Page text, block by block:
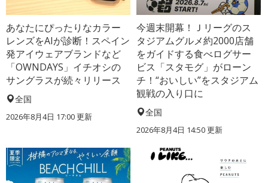
あなたにぴったりなカラー
レンズをAIが診断！スペイン
発アイウェアブランドなど
「OWNDAYS」イチオシの
サングラスが続々リリース
全国
2026年8月4日 17:00更新
今週末開幕！Ｊリーグのス
タジアムグルメ約2000店舗
をガイドする食べログサー
ビス「スタモグ」がローン
チ！“おいしい”をスタジアム
観戦の入り口に
全国
2026年8月4日 14:50更新